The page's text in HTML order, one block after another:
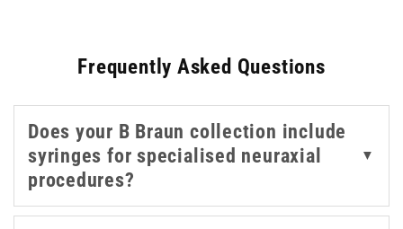
errors through easy to read graduations. By choosing B
compatibility with various needle gauges and infusion
sets. Whether you require Luer slip or Luer lock
connections, these sterile disposables support safe
practice and improved patient comfort across all clinical
environments.
Frequently Asked Questions
Does your B Braun collection include
syringes for specialised neuraxial
procedures?
▼